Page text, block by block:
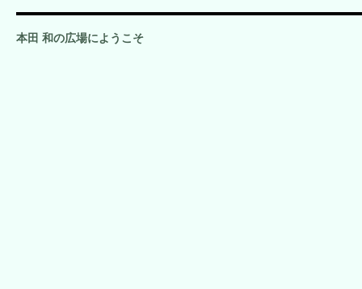
本田 和の広場にようこそ